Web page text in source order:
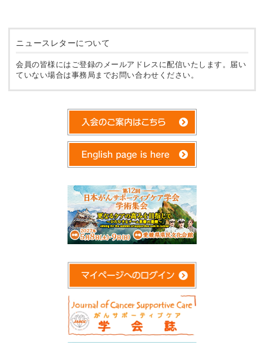
ニュースレターについて
会員の皆様にはご登録のメールアドレスに配信いたします。届い
ていない場合は事務局までお問い合わせください。